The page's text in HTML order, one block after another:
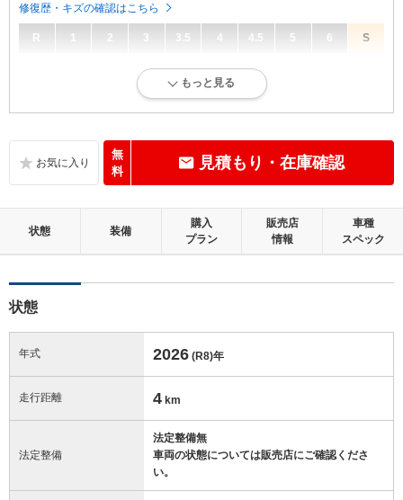
修復歴・キズの確認はこちら
R 1 2 3 3.5 4 4.5 5 6 S
新車登録後12ヶ月未満、走行距離1万km以下で、内外装にダメージがな
無キズ、もしくは傷みや汚れなどがほぼない、とても綺麗な状態です。
外装：
無キズ、もしくはキズやヘコミなどがほぼない、とても綺麗な状態で
修復歴：無
もっと見る
無
料
見積もり・在庫確認
状態 装備
購入
プラン
販売店
情報
車種
スペック
状態
年式 2026 (R8)年
走行距離 4 km
法定整備
法定整備無
車両の状態については販売店にご確認くださ
い。